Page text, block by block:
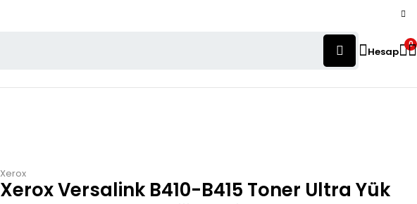
Hesap
0
Xerox
Xerox Versalink B410-B415 Toner Ultra Yük